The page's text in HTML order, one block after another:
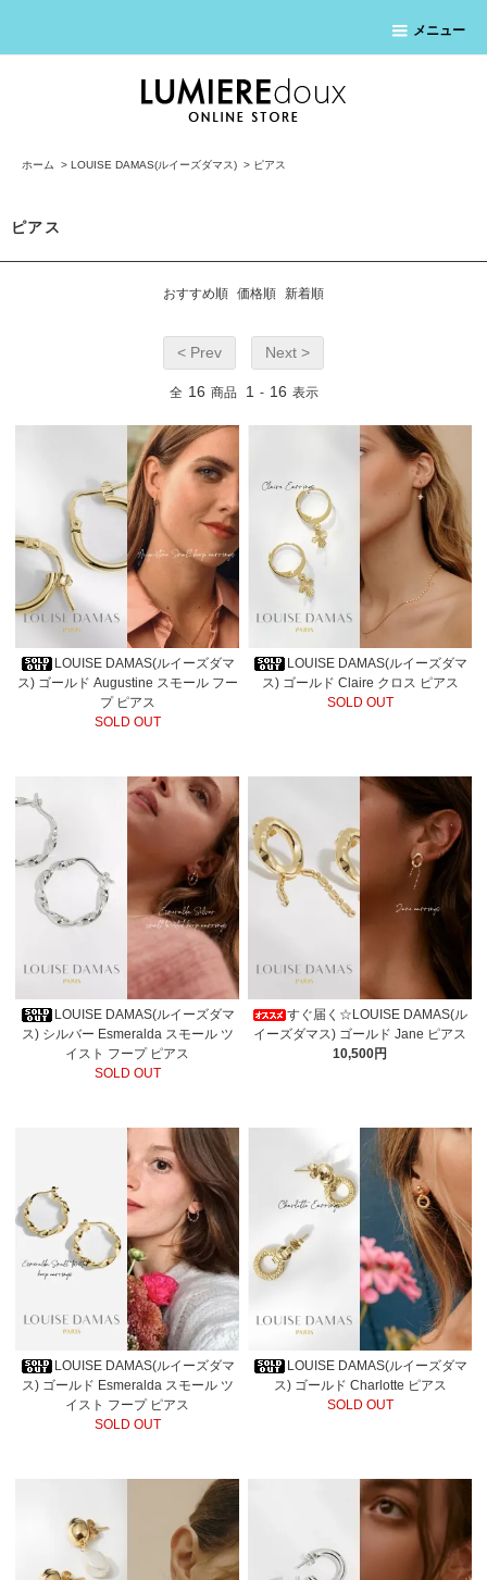
メニュー
ホーム > LOUISE DAMAS(ルイーズダマス) > ピアス
ピアス
おすすめ順 価格順 新着順
< Prev Next >
全 16 商品 1 - 16 表示
LOUISE DAMAS(ルイーズダマ
ス) ゴールド Augustine スモール フー
プ ピアス
SOLD OUT
LOUISE DAMAS(ルイーズダマ
ス) ゴールド Claire クロス ピアス
SOLD OUT
LOUISE DAMAS(ルイーズダマ
ス) シルバー Esmeralda スモール ツ
イスト フープ ピアス
SOLD OUT
すぐ届く☆LOUISE DAMAS(ル
イーズダマス) ゴールド Jane ピアス
10,500円
LOUISE DAMAS(ルイーズダマ
ス) ゴールド Esmeralda スモール ツ
イスト フープ ピアス
SOLD OUT
LOUISE DAMAS(ルイーズダマ
ス) ゴールド Charlotte ピアス
SOLD OUT